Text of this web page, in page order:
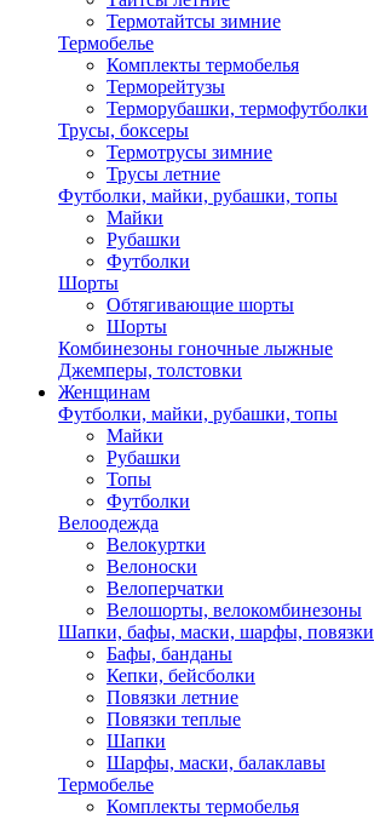
Термотайтсы зимние
Термобелье
Комплекты термобелья
Терморейтузы
Терморубашки, термофутболки
Трусы, боксеры
Термотрусы зимние
Трусы летние
Футболки, майки, рубашки, топы
Майки
Рубашки
Футболки
Шорты
Обтягивающие шорты
Шорты
Комбинезоны гоночные лыжные
Джемперы, толстовки
Женщинам
Футболки, майки, рубашки, топы
Майки
Рубашки
Топы
Футболки
Велоодежда
Велокуртки
Велоноски
Велоперчатки
Велошорты, велокомбинезоны
Шапки, бафы, маски, шарфы, повязки
Бафы, банданы
Кепки, бейсболки
Повязки летние
Повязки теплые
Шапки
Шарфы, маски, балаклавы
Термобелье
Комплекты термобелья